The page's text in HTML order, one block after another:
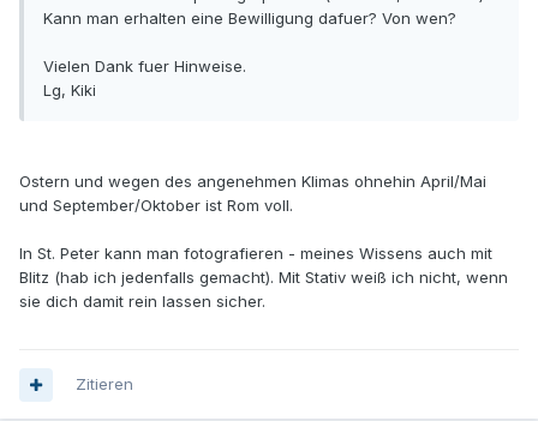
Kann man erhalten eine Bewilligung dafuer? Von wen?
Vielen Dank fuer Hinweise.
Lg, Kiki
Ostern und wegen des angenehmen Klimas ohnehin April/Mai
und September/Oktober ist Rom voll.
In St. Peter kann man fotografieren - meines Wissens auch mit
Blitz (hab ich jedenfalls gemacht). Mit Stativ weiß ich nicht, wenn
sie dich damit rein lassen sicher.
Zitieren